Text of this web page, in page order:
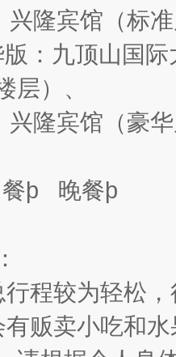
馆（标准
九顶山国际大
层）、
馆（豪华
þ 晚餐þ
行程较为轻松
有贩卖小吃和